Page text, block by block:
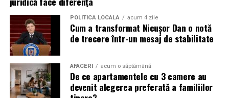
tehnologie USVO;
stabilitate termică ridicată;
rezistență la oxidare;
protecție împotriva uzurii;
reducerea depunerilor;
POLITICĂ LOCALĂ acum 4 zile
Cum a transformat Nicușor Dan o notă
de trecere într-un mesaj de stabilitate
AFACERI acum o săptămână
De ce apartamentele cu 3 camere au
devenit alegerea preferată a familiilor